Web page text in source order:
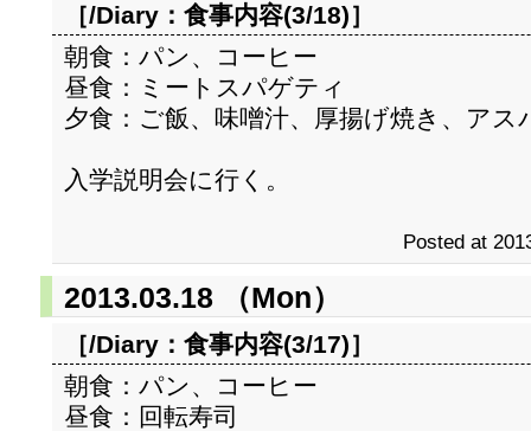
［/Diary： 食事内容(3/18)］
朝食：パン、コーヒー
昼食：ミートスパゲティ
夕食：ご飯、味噌汁、厚揚げ焼き、アス
入学説明会に行く。
Posted at
2013.03.18 （Mon）
［/Diary： 食事内容(3/17)］
朝食：パン、コーヒー
昼食：回転寿司